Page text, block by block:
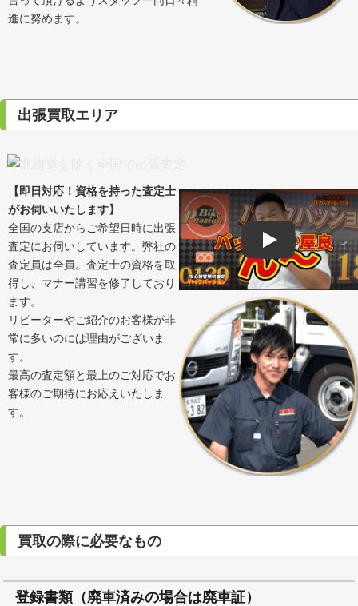
進に努めます。
出張買取エリア
Play
【即日対応！資格を持った査定士
がお伺いいたします】
全国の支店からご希望日時に出張
査定にお伺いしています。弊社の
査定員は全員。査定士の資格を取
得し、マナー講習を修了しており
ます。
リピーターやご紹介のお客様が非
常に多いのには理由がございま
す。
最高の査定額と最上のご対応でお
客様のご期待にお応えいたしま
す。
買取の際に必要なもの
登録書類（廃車済みの場合は廃車証）